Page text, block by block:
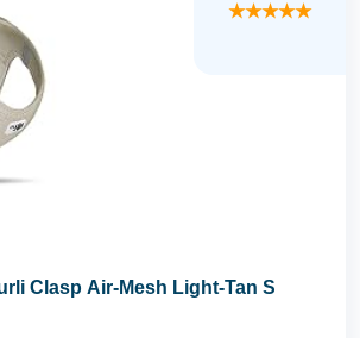
★★★★★
Clasp Air-Mesh Light-Tan S